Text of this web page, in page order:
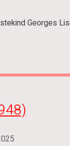
Georges